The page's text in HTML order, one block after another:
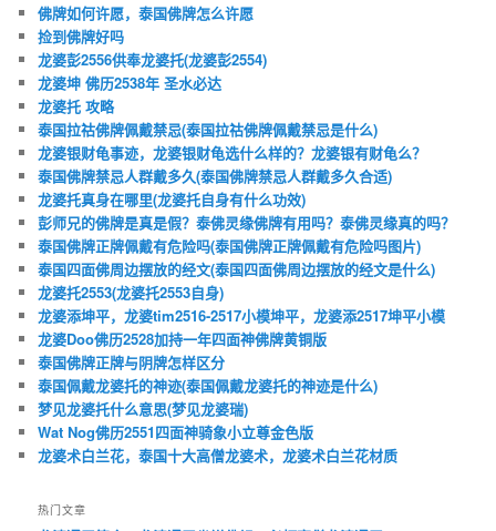
佛牌如何许愿，泰国佛牌怎么许愿
捡到佛牌好吗
龙婆彭2556供奉龙婆托(龙婆彭2554)
龙婆坤 佛历2538年 圣水必达
龙婆托 攻略
泰国拉祜佛牌佩戴禁忌(泰国拉祜佛牌佩戴禁忌是什么)
龙婆银财龟事迹，龙婆银财龟选什么样的？龙婆银有财龟么？
泰国佛牌禁忌人群戴多久(泰国佛牌禁忌人群戴多久合适)
龙婆托真身在哪里(龙婆托自身有什么功效)
彭师兄的佛牌是真是假？泰佛灵缘佛牌有用吗？泰佛灵缘真的吗？
泰国佛牌正牌佩戴有危险吗(泰国佛牌正牌佩戴有危险吗图片)
泰国四面佛周边摆放的经文(泰国四面佛周边摆放的经文是什么)
龙婆托2553(龙婆托2553自身)
龙婆添坤平，龙婆tim2516-2517小模坤平，龙婆添2517坤平小模
龙婆Doo佛历2528加持一年四面神佛牌黄铜版
泰国佛牌正牌与阴牌怎样区分
泰国佩戴龙婆托的神迹(泰国佩戴龙婆托的神迹是什么)
梦见龙婆托什么意思(梦见龙婆瑞)
Wat Nog佛历2551四面神骑象小立尊金色版
龙婆术白兰花，泰国十大高僧龙婆术，龙婆术白兰花材质
热门文章